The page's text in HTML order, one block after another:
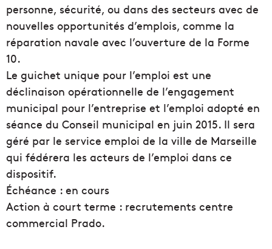
personne, sécurité, ou dans des secteurs avec de
nouvelles opportunités d’emplois, comme la
réparation navale avec l’ouverture de la Forme
10.
Le guichet unique pour l’emploi est une
déclinaison opérationnelle de l’engagement
municipal pour l’entreprise et l’emploi adopté en
séance du Conseil municipal en juin 2015. Il sera
géré par le service emploi de la ville de Marseille
qui fédérera les acteurs de l’emploi dans ce
dispositif.
Échéance : en cours
Action à court terme : recrutements centre
commercial Prado.